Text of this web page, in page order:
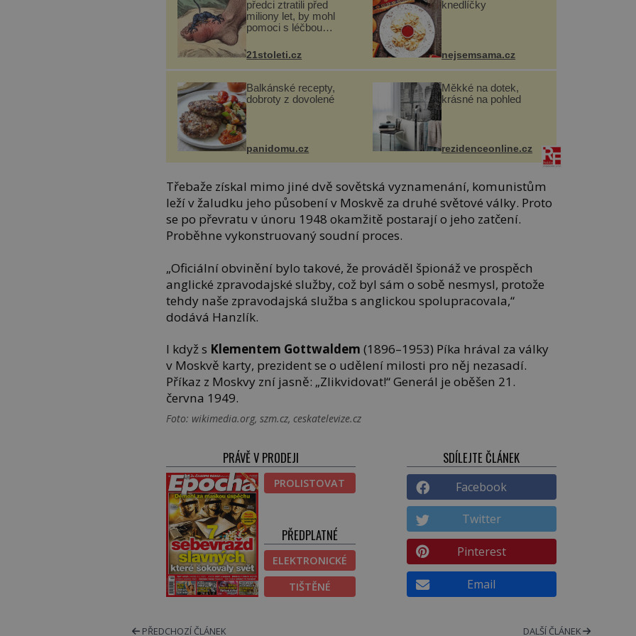
předci ztratili před
miliony let, by mohl
pomoci s léčbou
21stoleti.cz
knedlíčky
nejsemsama.cz
Balkánské recepty,
dobroty z dovolené
panidomu.cz
Měkké na dotek,
krásné na pohled
rezidenceonline.cz
Třebaže získal mimo jiné dvě sovětská vyznamenání, komunistům
leží v žaludku jeho působení v Moskvě za druhé světové války. Proto
se po převratu v únoru 1948 okamžitě postarají o jeho zatčení.
Proběhne vykonstruovaný soudní proces.
„Oficiální obvinění bylo takové, že prováděl špionáž ve prospěch
anglické zpravodajské služby, což byl sám o sobě nesmysl, protože
tehdy naše zpravodajská služba s anglickou spolupracovala,“
dodává Hanzlík.
I když s Klementem Gottwaldem (1896–1953) Píka hrával za války
v Moskvě karty, prezident se o udělení milosti pro něj nezasadí.
Příkaz z Moskvy zní jasně: „Zlikvidovat!“ Generál je oběšen 21.
června 1949.
Foto: wikimedia.org, szm.cz, ceskatelevize.cz
PRÁVĚ V PRODEJI
PROLISTOVAT
PŘEDPLATNÉ
ELEKTRONICKÉ
TIŠTĚNÉ
SDÍLEJTE ČLÁNEK
Facebook
Twitter
Pinterest
Email
PŘEDCHOZÍ ČLÁNEK DALŠÍ ČLÁNEK